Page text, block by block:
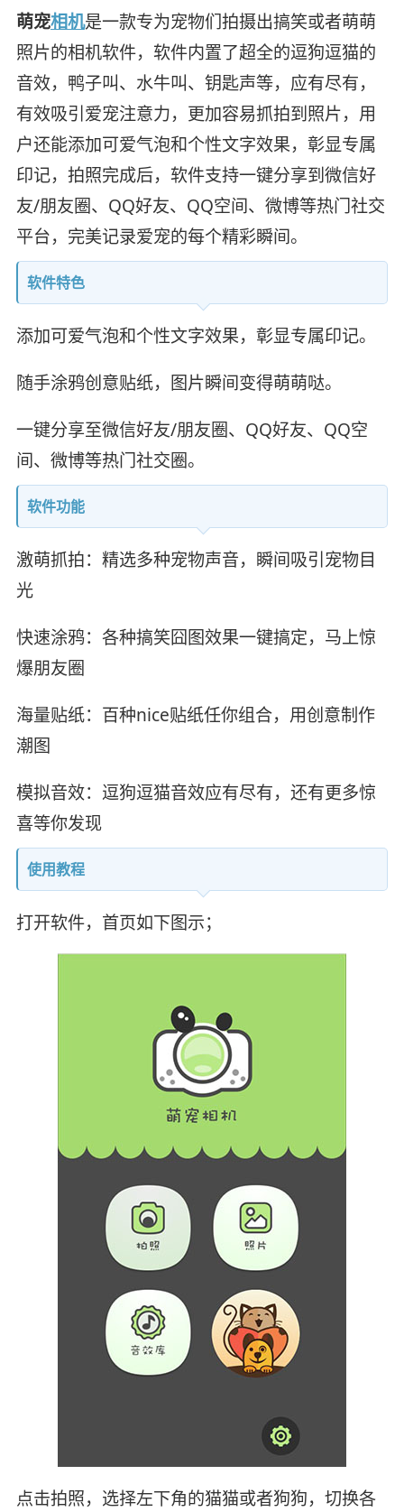
萌宠相机是一款专为宠物们拍摄出搞笑或者萌萌
照片的相机软件，软件内置了超全的逗狗逗猫的
音效，鸭子叫、水牛叫、钥匙声等，应有尽有，
有效吸引爱宠注意力，更加容易抓拍到照片，用
户还能添加可爱气泡和个性文字效果，彰显专属
印记，拍照完成后，软件支持一键分享到微信好
友/朋友圈、QQ好友、QQ空间、微博等热门社交
平台，完美记录爱宠的每个精彩瞬间。
软件特色
添加可爱气泡和个性文字效果，彰显专属印记。
随手涂鸦创意贴纸，图片瞬间变得萌萌哒。
一键分享至微信好友/朋友圈、QQ好友、QQ空
间、微博等热门社交圈。
软件功能
激萌抓拍：精选多种宠物声音，瞬间吸引宠物目
光
快速涂鸦：各种搞笑囧图效果一键搞定，马上惊
爆朋友圈
海量贴纸：百种nice贴纸任你组合，用创意制作
潮图
模拟音效：逗狗逗猫音效应有尽有，还有更多惊
喜等你发现
使用教程
打开软件，首页如下图示；
点击拍照，选择左下角的猫猫或者狗狗，切换各